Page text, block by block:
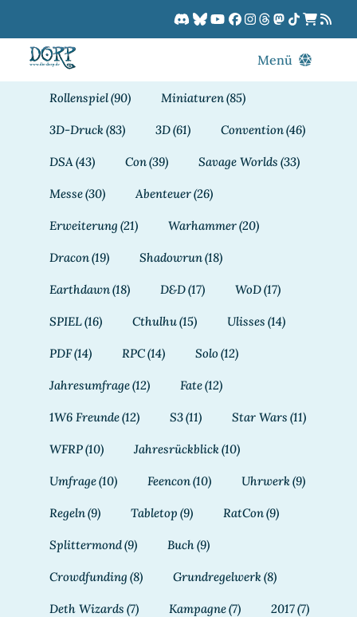
springen
Menü
Rollenspiel(90) Miniaturen(85)
3D-Druck(83) 3D(61) Convention(46)
DSA (43) Con(39) Savage Worlds (33)
Messe(30) Abenteuer(26)
Erweiterung (21) Warhammer(20)
Dracon(19) Shadowrun(18)
Earthdawn(18) D&D(17) WoD(17)
SPIEL(16) Cthulhu(15) Ulisses (14)
PDF(14) RPC(14) Solo(12)
Jahresumfrage(12) Fate(12)
1W6 Freunde(12) S3(11) Star Wars (11)
WFRP(10) Jahresrückblick(10)
Umfrage(10) Feencon(10) Uhrwerk(9)
Regeln(9) Tabletop (9) RatCon(9)
Splittermond(9) Buch(9)
Crowdfunding (8) Grundregelwerk(8)
Deth Wizards (7) Kampagne(7) 2017(7)